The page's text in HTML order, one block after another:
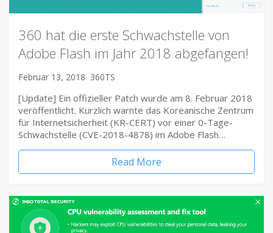
360 hat die erste Schwachstelle von
Adobe Flash im Jahr 2018 abgefangen!
Februar 13, 2018 360TS
[Update] Ein offizieller Patch wurde am 8. Februar 2018
veröffentlicht. Kürzlich warnte das Koreanische Zentrum
für Internetsicherheit (KR-CERT) vor einer 0-Tage-
Schwachstelle (CVE-2018-4878) im Adobe Flash…
Read More